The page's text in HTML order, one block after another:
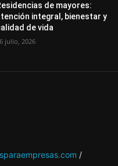
de mayores:
integral, bienestar y
de vida
julio, 2026
/